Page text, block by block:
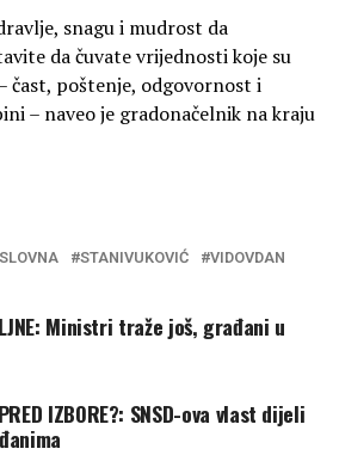
snagu i mudrost da
da čuvate vrijednosti koje su
čast, poštenje, odgovornost i
– naveo je gradonačelnik na kraju
STANIVUKOVIĆ VIDOVDAN
Ministri traže još, građani u
IZBORE?: SNSD-ova vlast dijeli